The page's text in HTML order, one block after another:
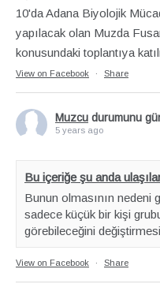
10'da Adana Biyolojik
yapılacak olan Muzda
konusundaki toplantıya
View on Facebook · Share
Muzcu durumunu
5 years ago
Bu içeriğe şu anda
Bunun olmasının nedeni
sadece küçük bir kişi
görebileceğini
View on Facebook · Share